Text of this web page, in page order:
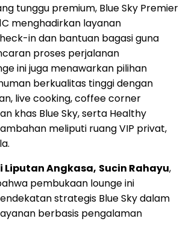
tunggu premium, Blue Sky Premier
menghadirkan layanan
in dan bantuan bagasi guna
proses perjalanan
ini juga menawarkan pilihan
berkualitas tinggi dengan
live cooking, coffee corner
khas Blue Sky, serta Healthy
meliputi ruang VIP privat,
Liputan Angkasa, Sucin Rahayu,
pembukaan lounge ini
strategis Blue Sky dalam
berbasis pengalaman